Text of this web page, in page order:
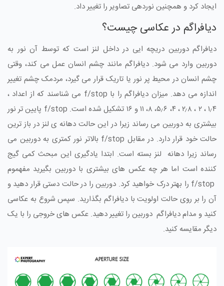
ایجاد کرد و همچنین نوردهی تصاویر را تغییر داد.
دیافراگم در عکاسی چیست؟
دیافراگم دوربین دریچه ایی در داخل لنز است که توسط آن نور به
دوربین وارد می شود. دیافراگم مانند چشم انسان عمل می کند، وقتی
چشم انسان در محیط پر نور یا تاریک قرار می گیرد، مردمک چشم تغییر
اندازه می دهد. میزان دیافراگم را با f/stop می شناسند که از اعداد ،
۱٫۴ ، ۲ ، ۲٫۸ ، ۴، ۵٫۶، ۸، ۱۱ و ۱۶ تشکیل شده است. f/stop پایین تر نور
بیشتری به دوربین می رساند زیرا در این حالت دهانه ی لنز در باز ترین
حالت خود قرار دارد. در مقابل f/stop بالاتر نور کمتری به دوربین می
رساند زیرا دهانه لنز بسته است. ابتدا یادگیری این مبحث کمی گیج
کننده است اما هر چه عکس های بیشتری با دوربین بگیرید مفهموم
f/stop را بهتر درک خواهید کرد. دوربین را در حالت دستی قرار دهید و
آن را بر روی حالت اولویت با دیافراگم بگذارید. سپس شروع به عکاسی
کنید و مدام دیافراگم دوربین را تغییر دهید. عکس های خروجی را با یک
دیگر مقایسه کنید.